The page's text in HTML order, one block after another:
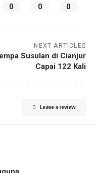
0 0 0
NEXT ARTICLE
Susulan di Cianjur
Capai 122 Kali
Leave a review